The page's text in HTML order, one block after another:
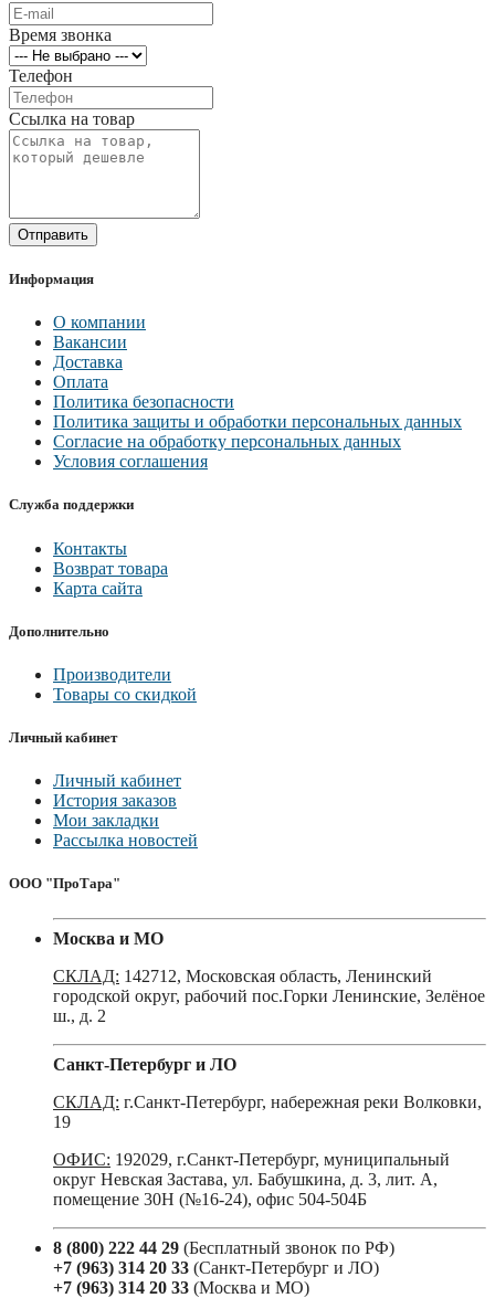
Время звонка
Телефон
Ссылка на товар
Отправить
Информация
О компании
Вакансии
Доставка
Оплата
Политика безопасности
Политика защиты и обработки персональных данных
Согласие на обработку персональных данных
Условия соглашения
Служба поддержки
Контакты
Возврат товара
Карта сайта
Дополнительно
Производители
Товары со скидкой
Личный кабинет
Личный кабинет
История заказов
Мои закладки
Рассылка новостей
ООО "ПроТара"
Москва и МО
СКЛАД: 142712, Московская область, Ленинский
городской округ, рабочий пос.Горки Ленинские, Зелёное
ш., д. 2
Санкт-Петербург и ЛО
СКЛАД: г.Санкт-Петербург, набережная реки Волковки,
19
ОФИС: 192029, г.Санкт-Петербург, муниципальный
округ Невская Застава, ул. Бабушкина, д. 3, лит. А,
помещение 30Н (№16-24), офис 504-504Б
8 (800) 222 44 29 (Бесплатный звонок по РФ)
+7 (963) 314 20 33 (Санкт-Петербург и ЛО)
+7 (963) 314 20 33 (Москва и МО)